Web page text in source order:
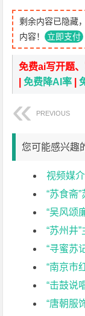
剩余内容已隐藏
内容！ 立即支付
免费ai写开题
|免费降AI率 |
PREVIOUS
您可能感兴趣
视频媒
“苏食斋
“吴风颂
“苏州井
“寻蜜苏
“南京市
“击鼓说
“唐朝服